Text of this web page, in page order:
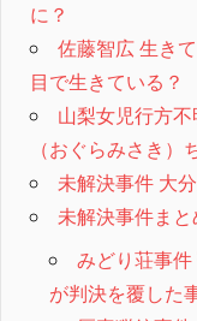
に？
佐藤智広 生き
目で生きている？
山梨女児行方
（おぐらみさき
未解決事件 大
未解決事件まと
みどり荘事
が判決を覆した